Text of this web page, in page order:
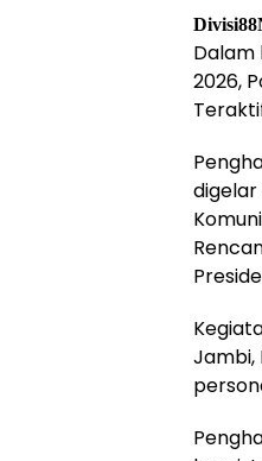
Dalam
2026,
digelar
Jambi,